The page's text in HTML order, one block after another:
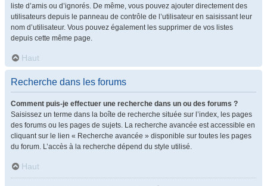
liste d’amis ou d’ignorés. De même, vous pouvez ajouter directement des
utilisateurs depuis le panneau de contrôle de l’utilisateur en saisissant leur
nom d’utilisateur. Vous pouvez également les supprimer de vos listes
depuis cette même page.
Haut
Recherche dans les forums
Comment puis-je effectuer une recherche dans un ou des forums ?
Saisissez un terme dans la boîte de recherche située sur l’index, les pages
des forums ou les pages de sujets. La recherche avancée est accessible en
cliquant sur le lien « Recherche avancée » disponible sur toutes les pages
du forum. L’accès à la recherche dépend du style utilisé.
Haut